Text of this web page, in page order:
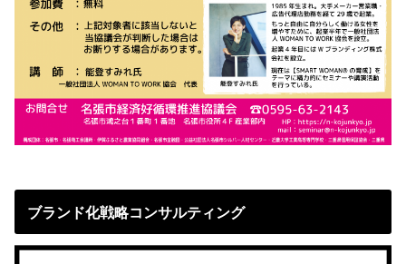
ブランド化戦略コンサルティング